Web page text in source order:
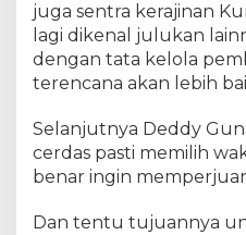
juga sentra kerajinan
lagi dikenal julukan
dengan tata kelola
terencana akan lebih
Selanjutnya Deddy
cerdas pasti memilih
benar ingin
Dan tentu tujuannya